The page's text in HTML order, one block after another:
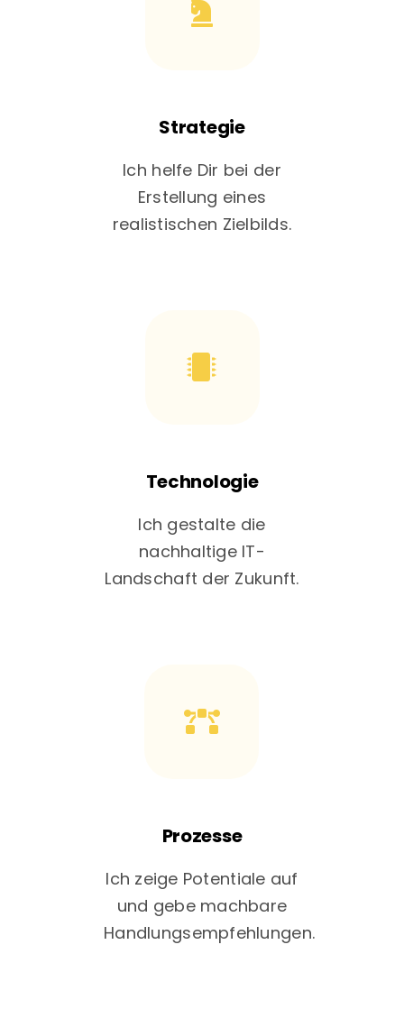
Strategie
Ich helfe Dir bei der
Erstellung eines
realistischen Zielbilds.
Technologie
Ich gestalte die
nachhaltige IT-
Landschaft der Zukunft.
Prozesse
Ich zeige Potentiale auf
und gebe machbare
Handlungsempfehlungen.